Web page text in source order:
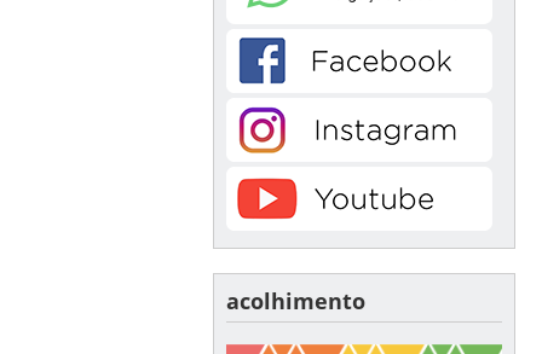
acolhimento